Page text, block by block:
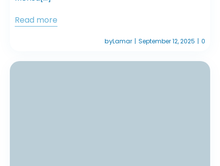
Read more
byLamar | September 12, 2025 | 0